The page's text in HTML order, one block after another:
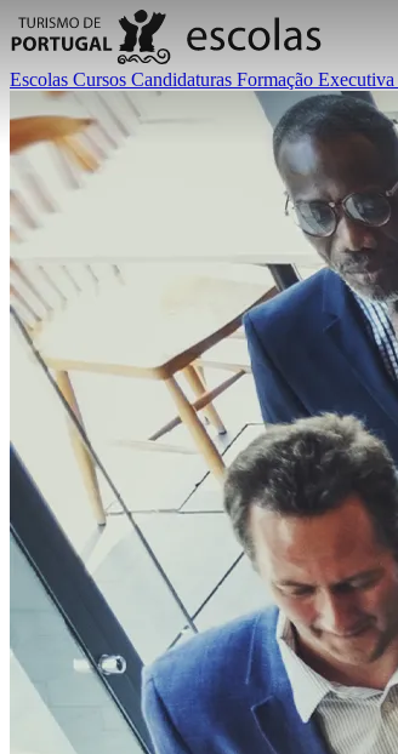
Escolas Cursos Candidaturas Formação Executiva